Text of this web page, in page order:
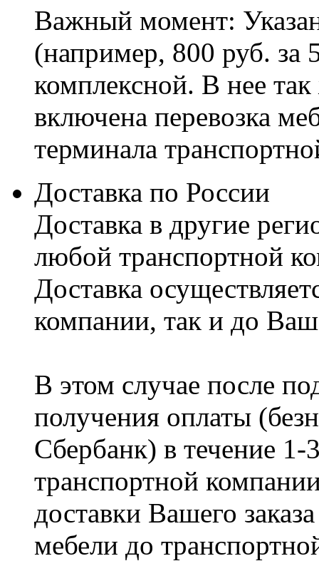
Важный момент:
(например, 800 руб. за
комплексной. В нее
включена перевозка
терминала
Доставка по России
Доставка в другие
любой транспортной
Доставка
компании, так и до
В этом случае после
получения оплаты
Сбербанк) в течение
транспортной
доставки Вашего
мебели до